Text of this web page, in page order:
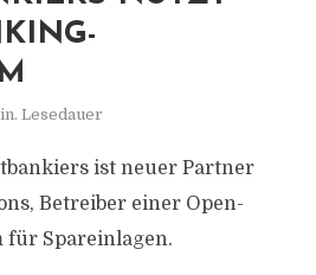
Lesedauer
ist neuer Partner
Betreiber einer Open-
Spareinlagen.